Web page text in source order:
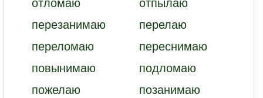
перезанимаю
перелаю
переломаю
переснимаю
повынимаю
подломаю
пожелаю
позанимаю